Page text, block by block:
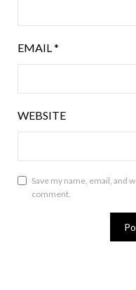
EMAIL *
WEBSITE
Save my name, email, and
comment.